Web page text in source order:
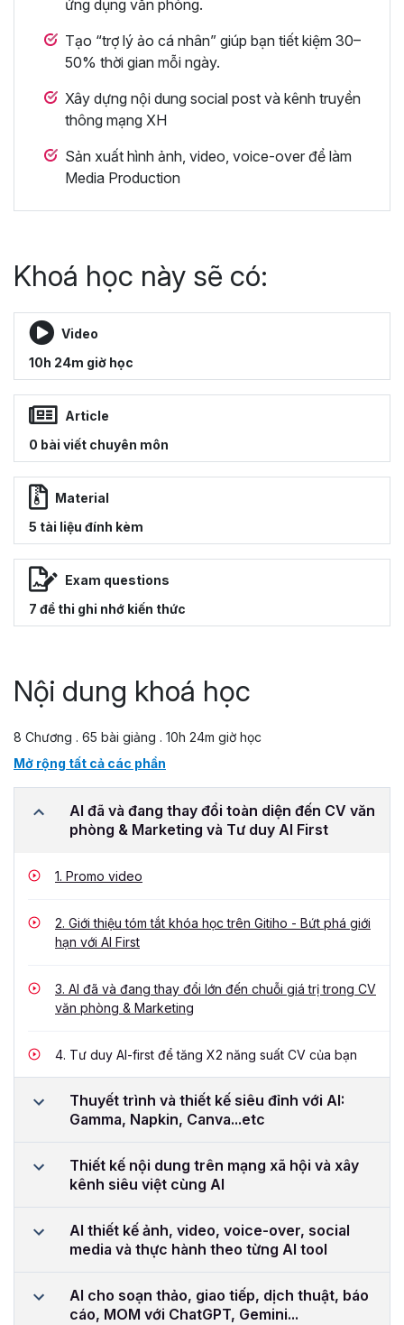
ứng dụng văn phòng.
Tạo “trợ lý ảo cá nhân” giúp bạn tiết kiệm 30–
50% thời gian mỗi ngày.
Xây dựng nội dung social post và kênh truyền
thông mạng XH
Sản xuất hình ảnh, video, voice-over để làm
Media Production
Khoá học này sẽ có:
Video
10h 24m giờ học
Article
0 bài viết chuyên môn
Material
5 tài liệu đính kèm
Exam questions
7 đề thi ghi nhớ kiến thức
Nội dung khoá học
8 Chương . 65 bài giảng . 10h 24m giờ học
Mở rộng tất cả các phần
AI đã và đang thay đổi toàn diện đến CV văn
phòng & Marketing và Tư duy AI First
1. Promo video
2. Giới thiệu tóm tắt khóa học trên Gitiho - Bứt phá giới
hạn với AI First
3. AI đã và đang thay đổi lớn đến chuỗi giá trị trong CV
văn phòng & Marketing
4. Tư duy AI-first để tăng X2 năng suất CV của bạn
Thuyết trình và thiết kế siêu đỉnh với AI:
Gamma, Napkin, Canva...etc
Thiết kế nội dung trên mạng xã hội và xây
kênh siêu việt cùng AI
AI thiết kế ảnh, video, voice-over, social
media và thực hành theo từng AI tool
AI cho soạn thảo, giao tiếp, dịch thuật, báo
cáo, MOM với ChatGPT, Gemini...